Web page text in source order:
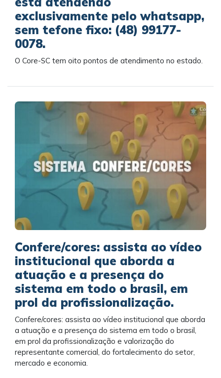
exclusivamente pelo whatsapp,
sem tefone fixo: (48) 99177-
0078.
O Core-SC tem oito pontos de atendimento no estado.
Confere/cores: assista ao vídeo
institucional que aborda a
atuação e a presença do
sistema em todo o brasil, em
prol da profissionalização.
Confere/cores: assista ao vídeo institucional que aborda
a atuação e a presença do sistema em todo o brasil,
em prol da profissionalização e valorização do
representante comercial, do fortalecimento do setor,
mercado e economia.